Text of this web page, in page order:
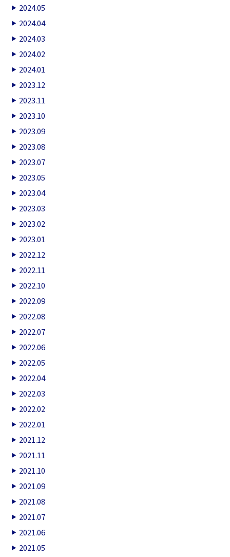
2024.05
2024.04
2024.03
2024.02
2024.01
2023.12
2023.11
2023.10
2023.09
2023.08
2023.07
2023.05
2023.04
2023.03
2023.02
2023.01
2022.12
2022.11
2022.10
2022.09
2022.08
2022.07
2022.06
2022.05
2022.04
2022.03
2022.02
2022.01
2021.12
2021.11
2021.10
2021.09
2021.08
2021.07
2021.06
2021.05